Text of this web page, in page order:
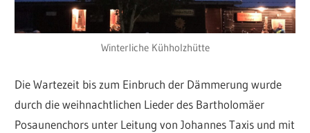
Winterliche Kühholzhütte
Die Wartezeit bis zum Einbruch der Dämmerung wurde
durch die weihnachtlichen Lieder des Bartholomäer
Posaunenchors unter Leitung von Johannes Taxis und mit